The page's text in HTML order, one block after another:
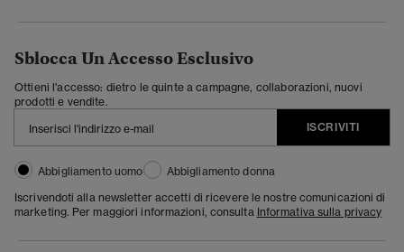
Sblocca Un Accesso Esclusivo
Ottieni l'accesso: dietro le quinte a campagne, collaborazioni, nuovi
prodotti e vendite.
ISCRIVITI
Abbigliamento uomo
Abbigliamento donna
Iscrivendoti alla newsletter accetti di ricevere le nostre comunicazioni di
marketing. Per maggiori informazioni, consulta Informativa sulla privacy